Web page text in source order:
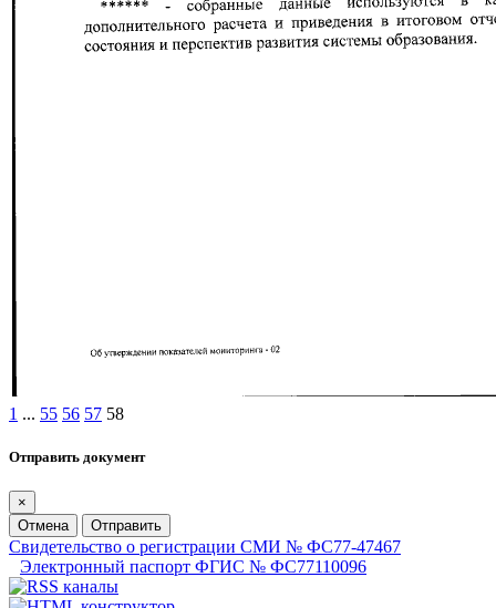
1 ... 55 56 57 58
Отправить документ
×
Отмена
Отправить
Свидетельство о регистрации СМИ № ФС77-47467
Электронный паспорт ФГИС № ФС77110096